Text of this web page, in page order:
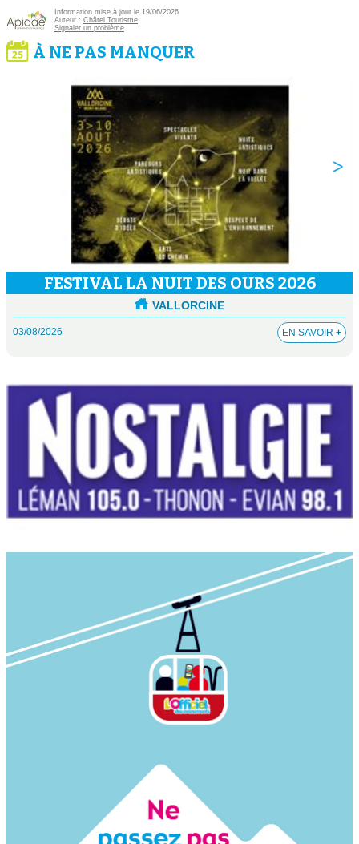
Information mise à jour le 19/06/2026
Auteur : Châtel Tourisme
Signaler un problème
À NE PAS MANQUER
FESTIVAL LA NUIT DES OURS 2026
VALLORCINE
03/08/2026 EN SAVOIR +